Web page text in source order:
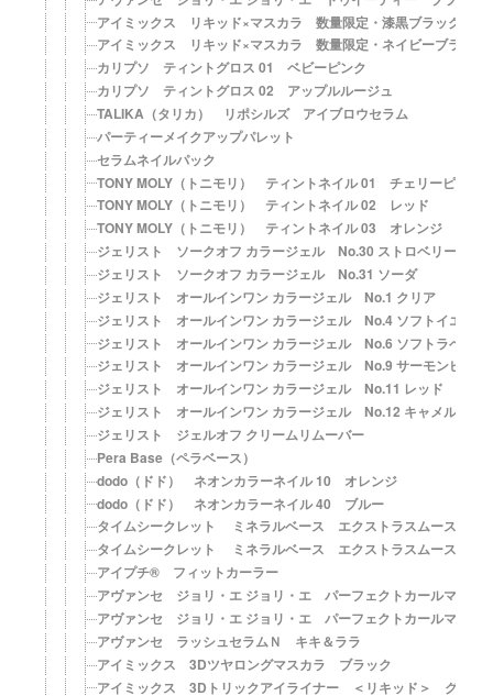
アイミックス リキッド×マスカラ 数量限定・漆黒ブラックセッ
アイミックス リキッド×マスカラ 数量限定・ネイビーブラック
カリプソ ティントグロス 01 ベビーピンク
カリプソ ティントグロス 02 アップルルージュ
TALIKA（タリカ） リポシルズ アイブロウセラム
パーティーメイクアップパレット
セラムネイルパック
TONY MOLY（トニモリ） ティントネイル 01 チェリーピンク
TONY MOLY（トニモリ） ティントネイル 02 レッド
TONY MOLY（トニモリ） ティントネイル 03 オレンジ
ジェリスト ソークオフ カラージェル No.30 ストロベリー
ジェリスト ソークオフ カラージェル No.31 ソーダ
ジェリスト オールインワン カラージェル No.1 クリア
ジェリスト オールインワン カラージェル No.4 ソフトイエロー
ジェリスト オールインワン カラージェル No.6 ソフトラベンダ
ジェリスト オールインワン カラージェル No.9 サーモンピンク
ジェリスト オールインワン カラージェル No.11 レッド
ジェリスト オールインワン カラージェル No.12 キャメルベー
ジェリスト ジェルオフ クリームリムーバー
Pera Base（ペラベース）
dodo（ドド） ネオンカラーネイル 10 オレンジ
dodo（ドド） ネオンカラーネイル 40 ブルー
タイムシークレット ミネラルベース エクストラスムース 01
タイムシークレット ミネラルベース エクストラスムース 02
アイプチ® フィットカーラー
アヴァンセ ジョリ・エ ジョリ・エ パーフェクトカールマスカ
アヴァンセ ジョリ・エ ジョリ・エ パーフェクトカールマスカ
アヴァンセ ラッシュセラムＮ キキ＆ララ
アイミックス 3Dツヤロングマスカラ ブラック
アイミックス 3Dトリックアイライナー ＜リキッド＞ グロッ